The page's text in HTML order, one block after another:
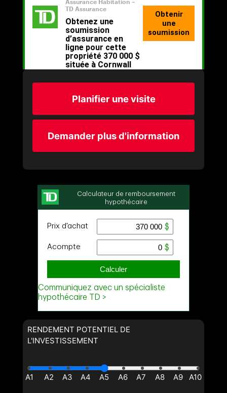
Planifier une visite
Demander plus d'information
RENDEMENT POTENTIEL DE
L'INVESTISSEMENT